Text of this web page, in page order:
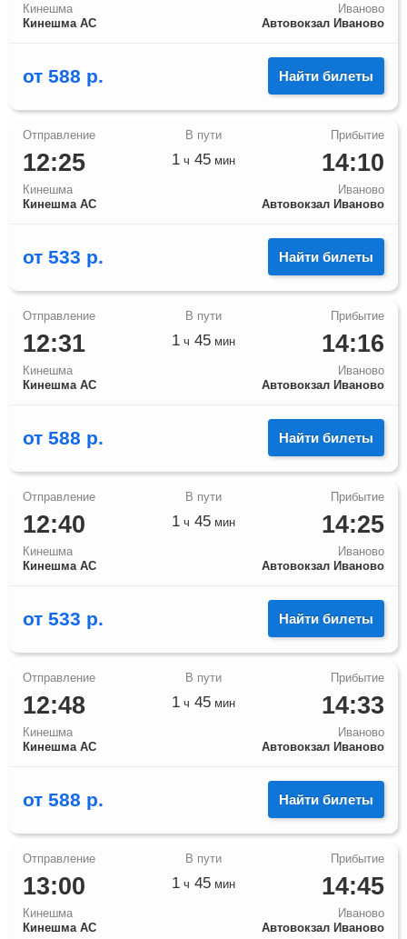
Кинешма
Кинешма АС
Иваново
Автовокзал Иваново
от 588 р. Найти билеты
12:25
Кинешма
Кинешма АС
14:10
Иваново
Автовокзал Иваново
1 ч 45 мин
от 533 р. Найти билеты
12:31
Кинешма
Кинешма АС
14:16
Иваново
Автовокзал Иваново
1 ч 45 мин
от 588 р. Найти билеты
12:40
Кинешма
Кинешма АС
14:25
Иваново
Автовокзал Иваново
1 ч 45 мин
от 533 р. Найти билеты
12:48
Кинешма
Кинешма АС
14:33
Иваново
Автовокзал Иваново
1 ч 45 мин
от 588 р. Найти билеты
13:00
Кинешма
Кинешма АС
14:45
Иваново
Автовокзал Иваново
1 ч 45 мин